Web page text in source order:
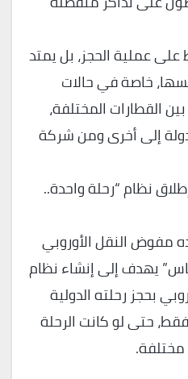
عملية الحجز، بل يمتد
خاصة في حالات
القطارات المختلفة،
إلى أخرى ومن شركة
نظام “رحلة واحدة..
مفوض النقل الأوروبي
يهدف إلى إنشاء نظام
بحجز رحلته الدولية
حتى لو كانت الرحلة